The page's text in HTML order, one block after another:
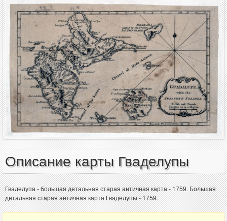
Описание карты Гваделупы
Гваделупа - большая детальная старая античная карта - 1759. Большая
детальная старая античная карта Гваделупы - 1759.